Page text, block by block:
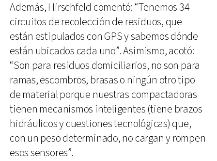
Además, Hirschfeld comentó: “Tenemos 34
circuitos de recolección de residuos, que
están estipulados con GPS y sabemos dónde
están ubicados cada uno”. Asimismo, acotó:
“Son para residuos domiciliarios, no son para
ramas, escombros, brasas o ningún otro tipo
de material porque nuestras compactadoras
tienen mecanismos inteligentes (tiene brazos
hidráulicos y cuestiones tecnológicas) que,
con un peso determinado, no cargan y rompen
esos sensores”.